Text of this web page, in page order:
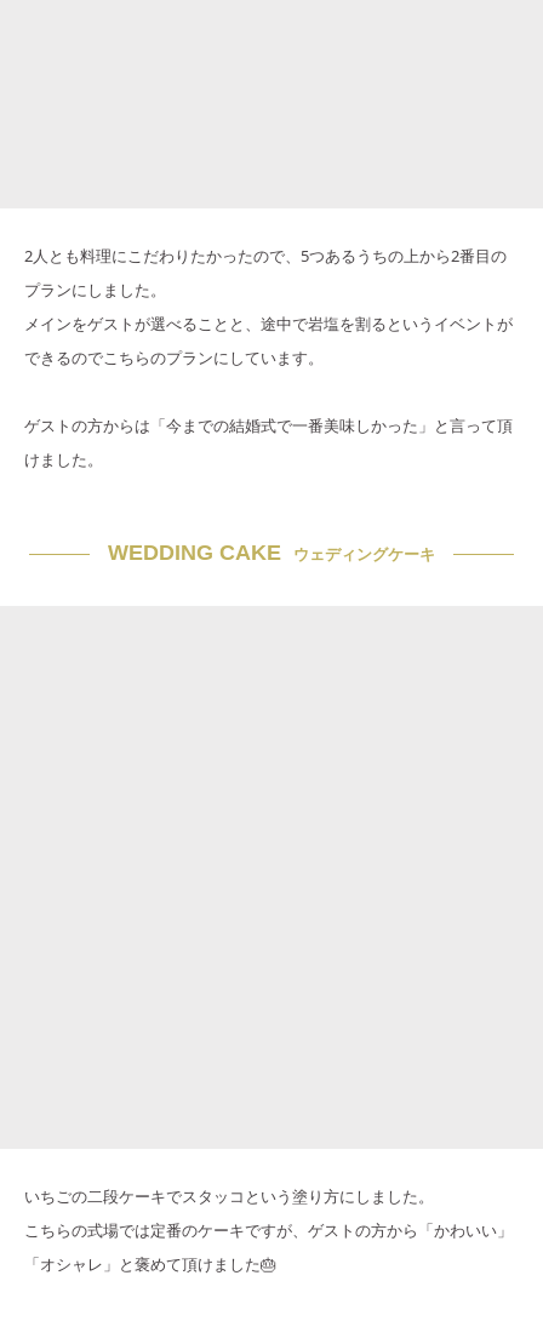
2人とも料理にこだわりたかったので、5つあるうちの上から2番目の
プランにしました。
メインをゲストが選べることと、途中で岩塩を割るというイベントが
できるのでこちらのプランにしています。
ゲストの方からは「今までの結婚式で一番美味しかった」と言って頂
けました。
WEDDING CAKE ウェディングケーキ
いちごの二段ケーキでスタッコという塗り方にしました。
こちらの式場では定番のケーキですが、ゲストの方から「かわいい」
「オシャレ」と褒めて頂けました🎂